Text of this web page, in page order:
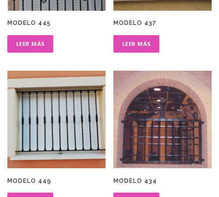
MODELO 445
LEER MÁS
MODELO 437
LEER MÁS
MODELO 449 MODELO 434